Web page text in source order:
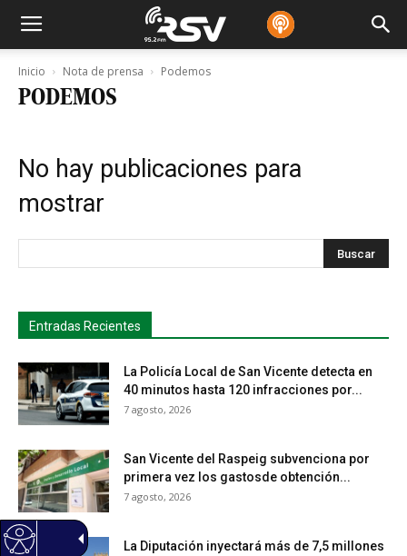
Inicio Nota de prensa Podemos
PODEMOS
No hay publicaciones para
mostrar
Entradas Recientes
La Policía Local de San Vicente detecta en
40 minutos hasta 120 infracciones por...
7 agosto, 2026
San Vicente del Raspeig subvenciona por
primera vez los gastosde obtención...
7 agosto, 2026
La Diputación inyectará más de 7,5 millones